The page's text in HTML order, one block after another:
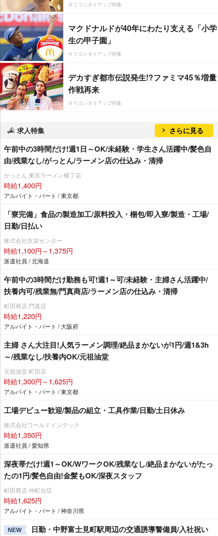
オリコンタイアップ特集
マクドナルドが40年にわたり支える「小学
生の甲子園」
オリコンタイアップ特集
デカすぎ都市伝説発生!?ファミマ45％増量
作戦再来
オリコンタイアップ特集
求人特集 さらに見る
午前中の3時間だけ!週1日～OK/未経験・学生さん活躍中/髪色自
由/残業なし/がっとん/ラーメン店の仕込み・清掃
がっとん 東京ラーメン横丁店
時給1,400円
アルバイト・パート / 東京都
「寮完備」食品の製造加工/原料投入・梱包/即入寮/製造・工場/
日勤/日払い
株式会社京栄センター
時給1,100円～1,375円
派遣社員 / 北海道
午前中の3時間だけ勤務も可!週1～可/未経験・主婦さん活躍中/
扶養内可/残業無/門真商店/ラーメン店の仕込み・清掃
町田商店 門真店
時給1,220円
アルバイト・パート / 大阪府
主婦 さん大注目!人気ラーメン調理/絶品まかないが1円/週1&3h
～/残業なし/扶養内OK/元祖油堂
元祖油堂 町田店
時給1,300円～1,625円
アルバイト・パート / 東京都
工場デビュー歓迎/製品の組立・工具作業/日勤/土日休み
株式会社ワールドインテック
時給1,350円
派遣社員 / 愛知県
深夜帯だけ!週1～OK/WワークOK/残業なし/絶品まかないがたっ
たの1円/髪色自由!金髪もOK/深夜スタッフ
町田商店 仲町台店
時給1,625円
アルバイト・パート / 神奈川県
NEW
日勤・中野富士見町駅周辺の交通誘導警備員/入社祝い